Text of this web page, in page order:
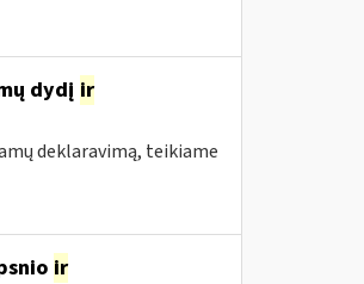
dydį ir
deklaravimą, teikiame
ir